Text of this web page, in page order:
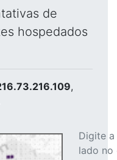
de
hospedados
,
Digite
lado no